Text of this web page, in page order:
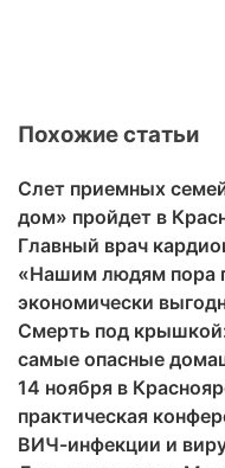
Похожие статьи
Слет приемных
дом» пройдет в
Главный врач
«Нашим людям пора
экономически
Смерть под
самые опасные
14 ноября в
практическая
ВИЧ-инфекции и